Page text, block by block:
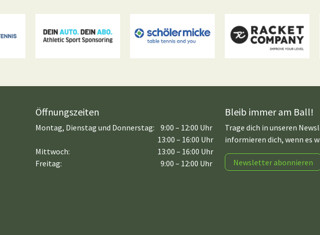
Öffnungszeiten
Montag, Dienstag und Donnerstag:
9:00 – 12:00 Uhr
13:00 – 16:00 Uhr
Mittwoch:
Freitag:
13:00 – 16:00 Uhr
9:00 – 12:00 Uhr
Bleib immer am Ball!
Trage dich in unseren
informieren dich, wenn es
Newsletter abonnieren